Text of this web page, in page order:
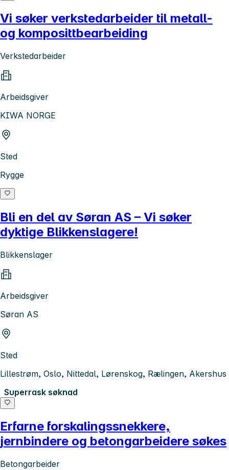
Vi søker verkstedarbeider til metall-
og komposittbearbeiding
Verkstedarbeider
Arbeidsgiver
KIWA NORGE
Sted
Rygge
Bli en del av Søran AS – Vi søker
dyktige Blikkenslagere!
Blikkenslager
Arbeidsgiver
Søran AS
Sted
Lillestrøm, Oslo, Nittedal, Lørenskog, Rælingen, Akershus
Superrask søknad
Erfarne forskalingssnekkere,
jernbindere og betongarbeidere søkes
Betongarbeider